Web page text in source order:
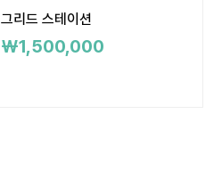
그리드 스테이션
가격
₩1,500,000